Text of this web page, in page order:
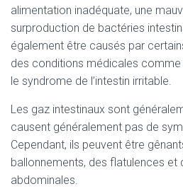
alimentation inadéquate, une
surproduction de bactéries
également être causés par
des conditions médicales comme
le syndrome de l’intestin irritable.
Les gaz intestinaux sont
causent généralement pas de
Cependant, ils peuvent être
ballonnements, des flatulences et
abdominales.